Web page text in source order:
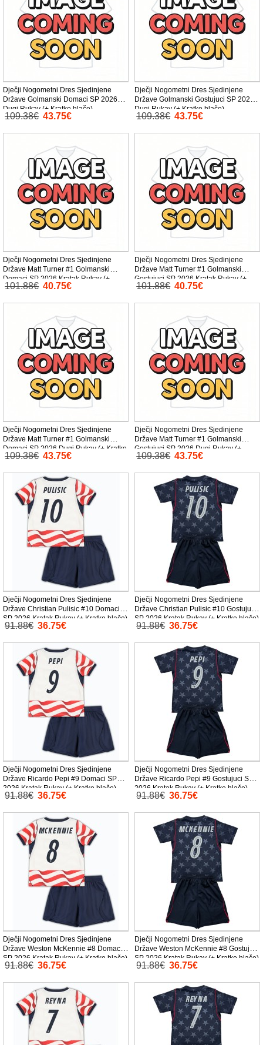
Dječji Nogometni Dres Sjedinjene
Države Golmanski Domaci SP 2026
Dugi Rukav (+ Kratke hlače)
109.38€ 43.75€
Dječji Nogometni Dres Sjedinjene
Države Golmanski Gostujuci SP 2026
Dugi Rukav (+ Kratke hlače)
109.38€ 43.75€
Dječji Nogometni Dres Sjedinjene
Države Matt Turner #1 Golmanski
Domaci SP 2026 Kratak Rukav (+
Kratke hlače)
101.88€ 40.75€
Dječji Nogometni Dres Sjedinjene
Države Matt Turner #1 Golmanski
Gostujuci SP 2026 Kratak Rukav (+
Kratke hlače)
101.88€ 40.75€
Dječji Nogometni Dres Sjedinjene
Države Matt Turner #1 Golmanski
Domaci SP 2026 Dugi Rukav (+ Kratke
hlače)
109.38€ 43.75€
Dječji Nogometni Dres Sjedinjene
Države Matt Turner #1 Golmanski
Gostujuci SP 2026 Dugi Rukav (+
Kratke hlače)
109.38€ 43.75€
Dječji Nogometni Dres Sjedinjene
Države Christian Pulisic #10 Domaci
SP 2026 Kratak Rukav (+ Kratke hlače)
91.88€ 36.75€
Dječji Nogometni Dres Sjedinjene
Države Christian Pulisic #10 Gostujuci
SP 2026 Kratak Rukav (+ Kratke hlače)
91.88€ 36.75€
Dječji Nogometni Dres Sjedinjene
Države Ricardo Pepi #9 Domaci SP
2026 Kratak Rukav (+ Kratke hlače)
91.88€ 36.75€
Dječji Nogometni Dres Sjedinjene
Države Ricardo Pepi #9 Gostujuci SP
2026 Kratak Rukav (+ Kratke hlače)
91.88€ 36.75€
Dječji Nogometni Dres Sjedinjene
Države Weston McKennie #8 Domaci
SP 2026 Kratak Rukav (+ Kratke hlače)
91.88€ 36.75€
Dječji Nogometni Dres Sjedinjene
Države Weston McKennie #8 Gostujuci
SP 2026 Kratak Rukav (+ Kratke hlače)
91.88€ 36.75€